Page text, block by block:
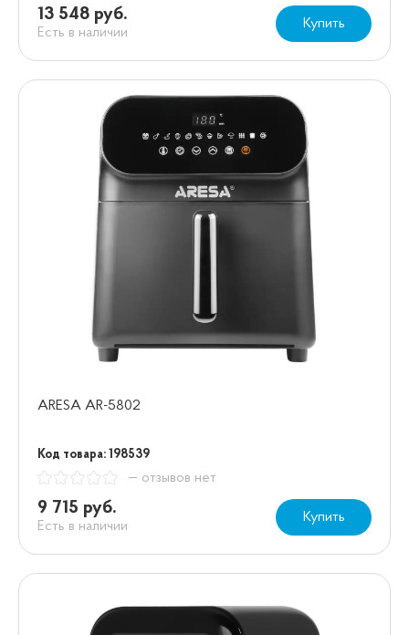
13 548 руб.
Есть в наличии
Купить
ARESA AR-5802
Код товара: 198539
— отзывов нет
9 715 руб.
Есть в наличии
Купить